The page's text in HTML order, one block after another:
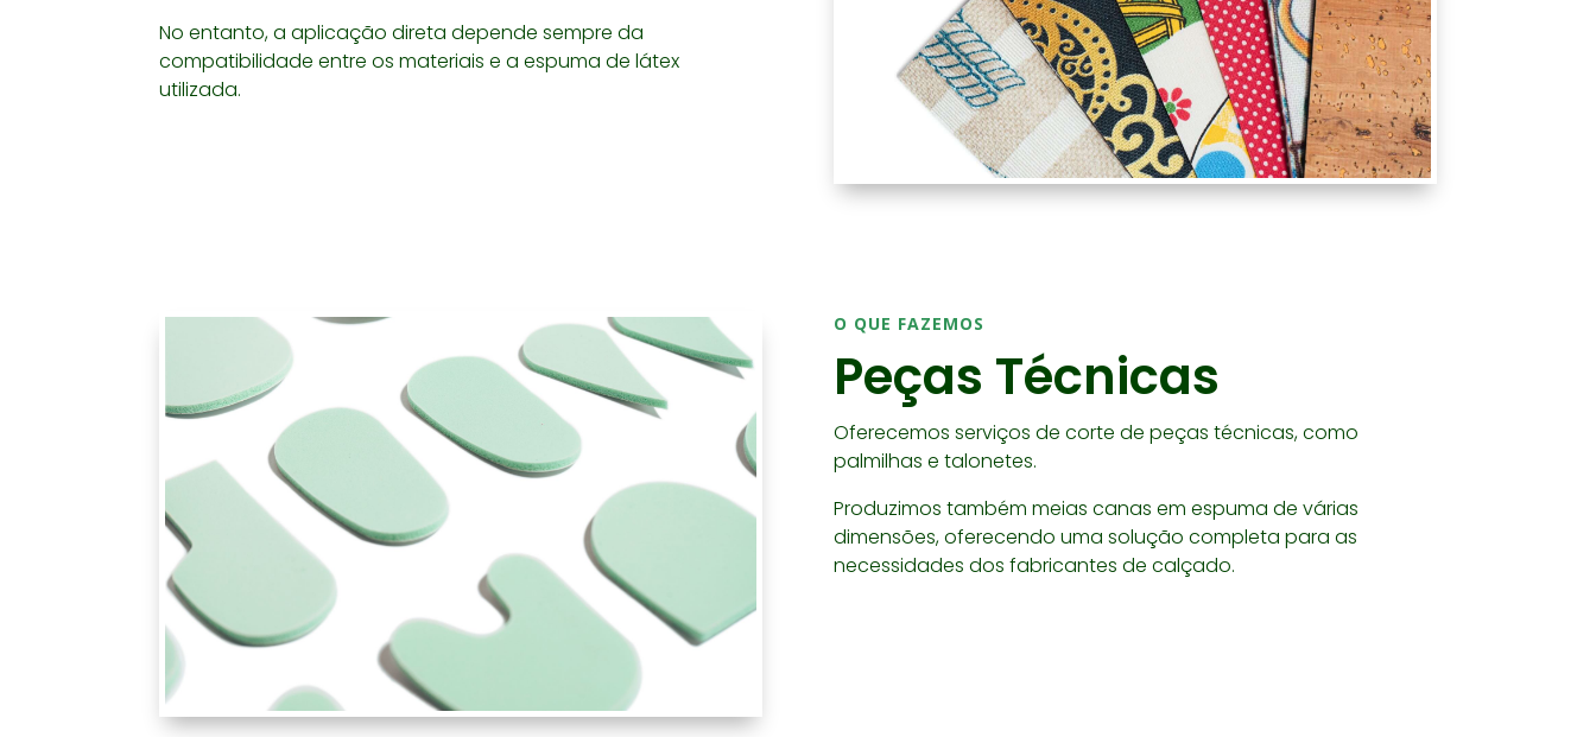
No entanto, a aplicação direta depende sempre da
compatibilidade entre os materiais e a espuma de látex
utilizada.
O QUE FAZEMOS
Peças Técnicas
Oferecemos serviços de corte de peças técnicas, como
palmilhas e talonetes.
Produzimos também meias canas em espuma de várias
dimensões, oferecendo uma solução completa para as
necessidades dos fabricantes de calçado.